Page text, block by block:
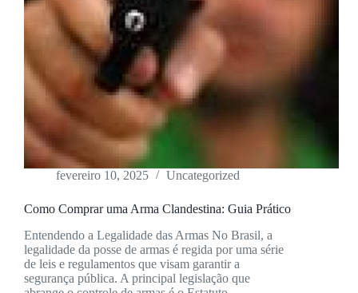
fevereiro 10, 2025 Uncategorized
Como Comprar uma Arma Clandestina: Guia Prático
Entendendo a Legalidade das Armas No Brasil, a
legalidade da posse de armas é regida por uma série
de leis e regulamentos que visam garantir a
segurança pública. A principal legislação que